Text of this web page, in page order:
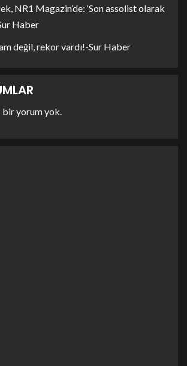
NR1 Magazin’de: ‘Son assolist olarak
Haber
değil, rekor vardı!-Sur Haber
yorum yok.